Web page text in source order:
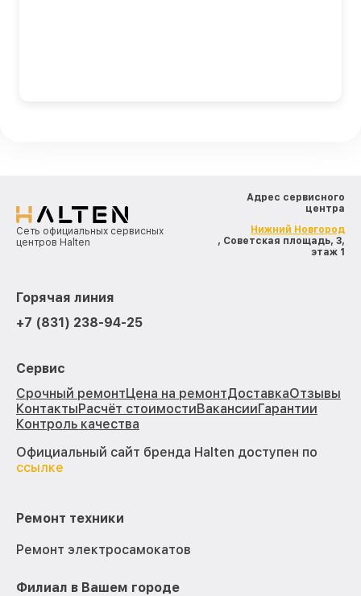
Сеть официальных сервисных
центров Halten
Адрес сервисного
центра
Нижний Новгород
, Советская площадь, 3,
этаж 1
Горячая линия
+7 (831) 238-94-25
Сервис
Срочный ремонтЦена на ремонтДоставкаОтзывы
КонтактыРасчёт стоимостиВакансииГарантии
Контроль качества
Официальный сайт бренда Halten доступен по
ссылке
Ремонт техники
Ремонт электросамокатов
Филиал в Вашем городе